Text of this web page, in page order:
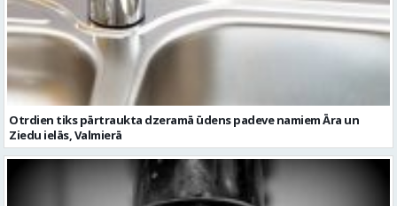
Otrdien tiks pārtraukta dzeramā ūdens padeve namiem Āra un
Ziedu ielās, Valmierā